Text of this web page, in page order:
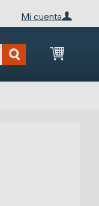
Mi cuenta
Mi